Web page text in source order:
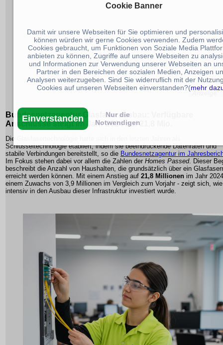
Bundesnetzagentur Glasfaserausbau
Anschlüsse steigt im Jahr 2024 auf 21,8 Mio.
Die Glasfasertechnologie hatte sich in den letzten Jahren als
Schlüsseltechnologie etabliert, indem sie beeindruckendeDatenratenund
stabile Verbindungen bereitstellt, so die Bundesnetzagentur im
Im Fokus stehen dabei vor allem die Zahlen der Homes Passed. Dieser
beschreibt die Anzahl von Haushalten, die grundsätzlich über ein
erreicht werden können. Mit einem Anstieg auf 21,8 Millionen im Jahr
einem Zuwachs von 3,9 Millionen im Vergleich zum Vorjahr - zeigt sich, wie
intensiv in den Ausbau dieser Infrastruktur investiert wurde.
Cookie Banner
Damit wir unsere Webseiten für Sie optimieren und
können würden wir gerne Cookies verwenden. Zudem
Cookies gebraucht, um Funktionen von Soziale Media
anbieten zu können, Zugriffe auf unsere Webseiten zu
und Informationen zur Verwendung unserer Webseiten an
Partner in den Bereichen der sozialen Medien, Anzeigen
Analysen weiterzugeben. Sind Sie widerruflich mit der
Cookies auf unseren Webseiten einverstanden?(mehr
Einverstanden
Nur die
Notwendigen